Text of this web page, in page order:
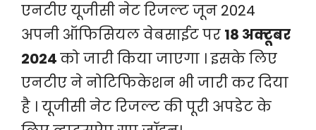
एनटीए यूजीसी नेट रिजल्ट जून 2024
अपनी ऑफिसियल वेबसाईट पर 18 अक्टूबर
2024को जारी किया जाएगा । इसके लिए
एनटीए ने नोटिफिकेशन भी जारी कर दिया
है । यूजीसी नेट रिजल्ट की पूरी अपडेट के